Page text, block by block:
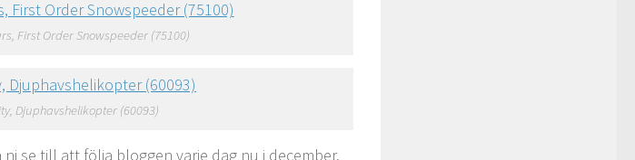
First Order Snowspeeder (75100)
Djuphavshelikopter (60093)
se till att följa bloggen varje dag nu i december.